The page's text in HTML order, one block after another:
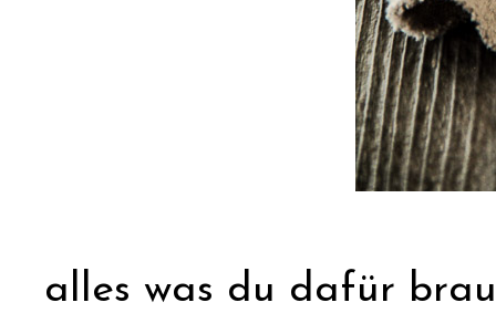
alles was du dafür